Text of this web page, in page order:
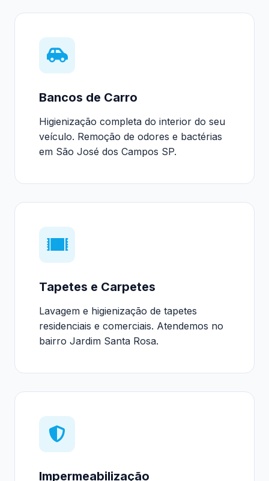
Bancos de Carro
Higienização completa do interior do seu
veículo. Remoção de odores e bactérias
em São José dos Campos SP.
Tapetes e Carpetes
Lavagem e higienização de tapetes
residenciais e comerciais. Atendemos no
bairro Jardim Santa Rosa.
Impermeabilização